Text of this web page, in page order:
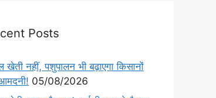
Posts
खेती नहीं, पशुपालन भी बढ़ाएगा किसानों
05/08/2026